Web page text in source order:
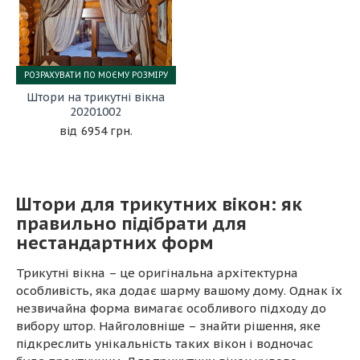
Штори на трикутні вікна
20201002
6954 грн.
РОЗРАХУВАТИ ПО МОЄМУ РОЗМІРУ
Штори для трикутних вікон: як
правильно підібрати для
нестандартних форм
Трикутні вікна – це оригінальна архітектурна
особливість, яка додає шарму вашому дому. Однак їх
незвичайна форма вимагає особливого підходу до
вибору штор. Найголовніше – знайти рішення, яке
підкреслить унікальність таких вікон і водночас